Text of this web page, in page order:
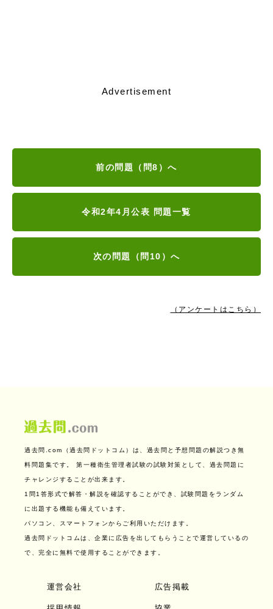
Advertisement
前の問題（問8）へ
令和2年4月公表 問題一覧
次の問題（問10）へ
（アンケートはこちら）
過去問.com（過去問ドットコム）は、過去問と予想問題の解説つき無
料問題集です。 第一種衛生管理者試験の試験対策として、過去問題に
チャレンジすることが出来ます。
1問1答形式で解答・解説を確認することができ、試験問題をランダム
に出題する機能も備えています。
パソコン、スマートフォンからご利用いただけます。
過去問ドットコムは、企業に広告を出してもらうことで運営しているの
で、完全に無料で使用することができます。
運営会社 広告掲載